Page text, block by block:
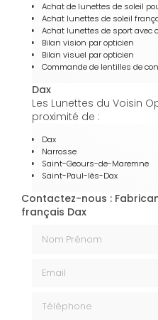
Achat de lunettes de soleil
Achat lunettes de soleil
Achat lunettes de sport avec
Bilan vision par opticien
Bilan visuel par opticien
Commande de lentilles de
Dax
Les Lunettes du Voisin
proximité de :
Dax
Narrosse
Saint-Geours-de-Maremne
Saint-Paul-lès-Dax
Contactez-nous :
français Dax